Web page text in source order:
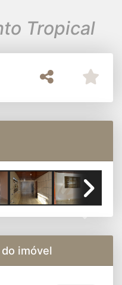
Tropical
imóvel